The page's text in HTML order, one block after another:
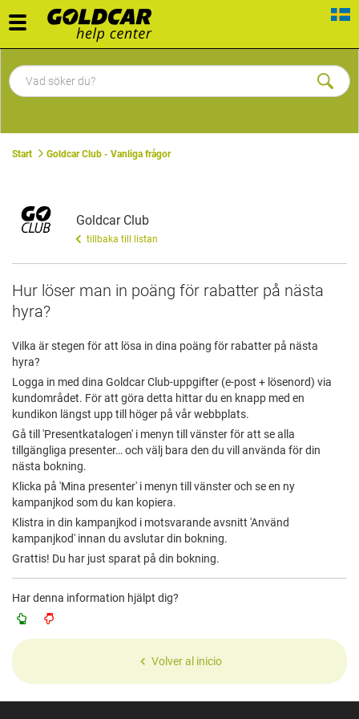
Toggle
navigation
Start Goldcar Club - Vanliga frågor
Goldcar Club
tillbaka till listan
Hur löser man in poäng för rabatter på nästa
hyra?
Vilka är stegen för att lösa in dina poäng för rabatter på nästa
hyra?
Logga in med dina Goldcar Club-uppgifter (e-post + lösenord) via
kundområdet. För att göra detta hittar du en knapp med en
kundikon längst upp till höger på vår webbplats.
Gå till 'Presentkatalogen' i menyn till vänster för att se alla
tillgängliga presenter… och välj bara den du vill använda för din
nästa bokning.
Klicka på 'Mina presenter' i menyn till vänster och se en ny
kampanjkod som du kan kopiera.
Klistra in din kampanjkod i motsvarande avsnitt 'Använd
kampanjkod' innan du avslutar din bokning.
Grattis! Du har just sparat på din bokning.
Har denna information hjälpt dig?
Volver al inicio